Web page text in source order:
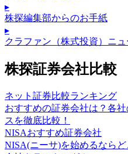
▸
株探編集部からのお手紙
▸
クラファン（株式投資）ニュ
株探証券会社比較
ネット証券比較ランキング
おすすめの証券会社は？各
スを徹底比較！
NISAおすすめ証券会社
NISA(ニーサ)を始めるなら